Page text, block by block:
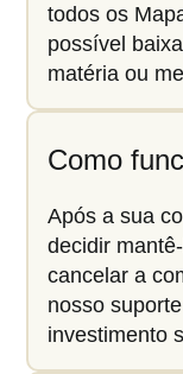
todos os
possível
matéria ou
Como
Após a sua
decidir
cancelar a
nosso
investimento